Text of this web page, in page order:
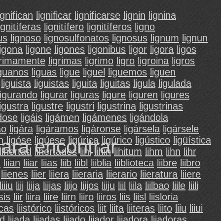
encontrar
lignificar lignificarse lignin lignina
lignitífero lignitíferos ligno
lignoso lignosulfonatos lignosus lignum lignun
ligona ligone ligones ligonibus ligor ligora ligos
ligrimas ligrimo ligro ligroina ligros
liguas ligue liguel liguemos liguen
liguista liguistas liguita liguitas ligula ligulada
ligurando ligurar liguras ligure liguren ligures
ligustra ligustre ligustri ligustrina ligustrinas
ligáis ligámen ligámenes ligándola
ligára ligáramos ligáronse ligársela ligársele
ligóse ligúese ligúrica ligúrico ligústico ligüística
lihertad lihertades lihi lihin lihitum lihm lihn lihr
liian liiar liias liib liibl liiblia liiblioteca liibre liibro
liienes liier liiera liieraria liierario liieratura liiere
liiiu liij liija liijas liijo liijos liiju liil liila liilbao liile liili
liir liira liire liirn liiro liiros liis liisl
liisloria
liistórico liistóricos liit liita liiteras liito liiu liiui